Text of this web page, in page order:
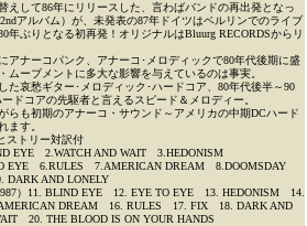
えして86年にリリースした、言わばバンドの再出発となっ
アルバム）が、未発表の87年ドイツはベルリンでのライブ
年ぶりとなる初再発！オリジナルはBluurg RECORDSからリ
アナーコパンク、アナーコ･メロディックで80年代後期に盛
ムーブメントに多大な影響を与えているのは事実。
た哀愁ギター･メロディック･ハードコア、80年代後半～90
ドコアの先駆者と言えるスピード＆メロディー。
らも初期のアナーコ・サウンド～アメリカの中期DCハード
ます。
ストリー対訳付
EYE 2.WATCH AND WAIT 3.HEDONISM
EYE 6.RULES 7.AMERICAN DREAM 8.DOOMSDAY
AND LONELY
）11. BLIND EYE 12. EYE TO EYE 13. HEDONISM 14.
DREAM 16. RULES 17. FIX 18. DARK AND
20. THE BLOOD IS ON YOUR HANDS